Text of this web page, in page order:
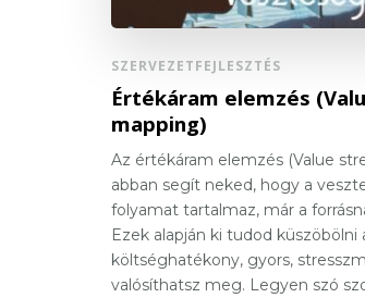
SZERVEZETFEJLESZTÉS
Értékáram elemzés
mapping)
Az értékáram elemzés (Value
abban segít neked, hogy a
folyamat tartalmaz, már a
Ezek alapján ki tudod küszöbölni
költséghatékony, gyors,
valósíthatsz meg. Legyen szó